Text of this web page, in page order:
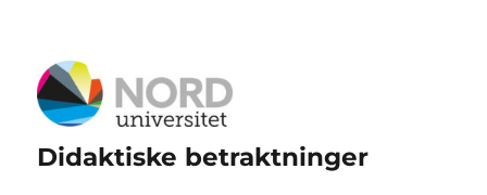
Didaktiske betraktninger